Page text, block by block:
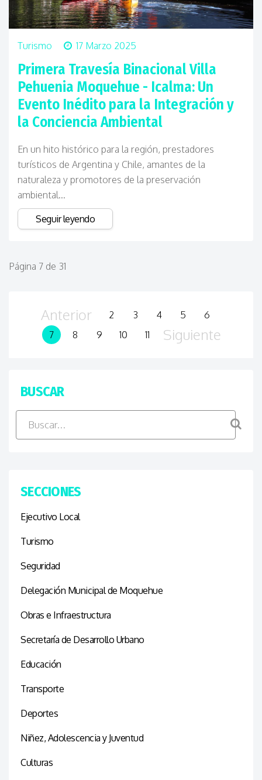
Turismo 17 Marzo 2025
Primera Travesía Binacional Villa
Pehuenia Moquehue - Icalma: Un
Evento Inédito para la Integración y
la Conciencia Ambiental
En un hito histórico para la región, prestadores
turísticos de Argentina y Chile, amantes de la
naturaleza y promotores de la preservación
ambiental...
Seguir leyendo
Página 7 de 31
Anterior 2 3 4 5
6
7
8 9 10 11 Siguiente
BUSCAR
SECCIONES
Ejecutivo Local
Turismo
Seguridad
Delegación Municipal de Moquehue
Obras e Infraestructura
Secretaría de Desarrollo Urbano
Educación
Transporte
Deportes
Niñez, Adolescencia y Juventud
Culturas